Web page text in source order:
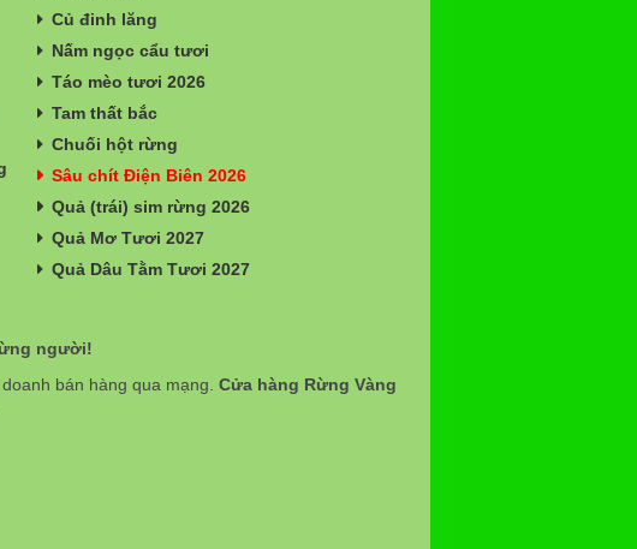
Củ đinh lăng
Nấm ngọc cẩu tươi
Táo mèo tươi 2026
Tam thất bắc
Chuối hột rừng
Sâu chít Điện Biên 2026
Quả (trái) sim rừng 2026
Quả Mơ Tươi 2027
Quả Dâu Tằm Tươi 2027
người!
bán hàng qua mạng. Cửa hàng Rừng Vàng